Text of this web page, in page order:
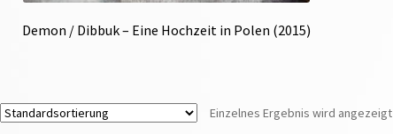
Demon / Dibbuk – Eine Hochzeit in Polen (2015)
Einzelnes Ergebnis wird angezeigt